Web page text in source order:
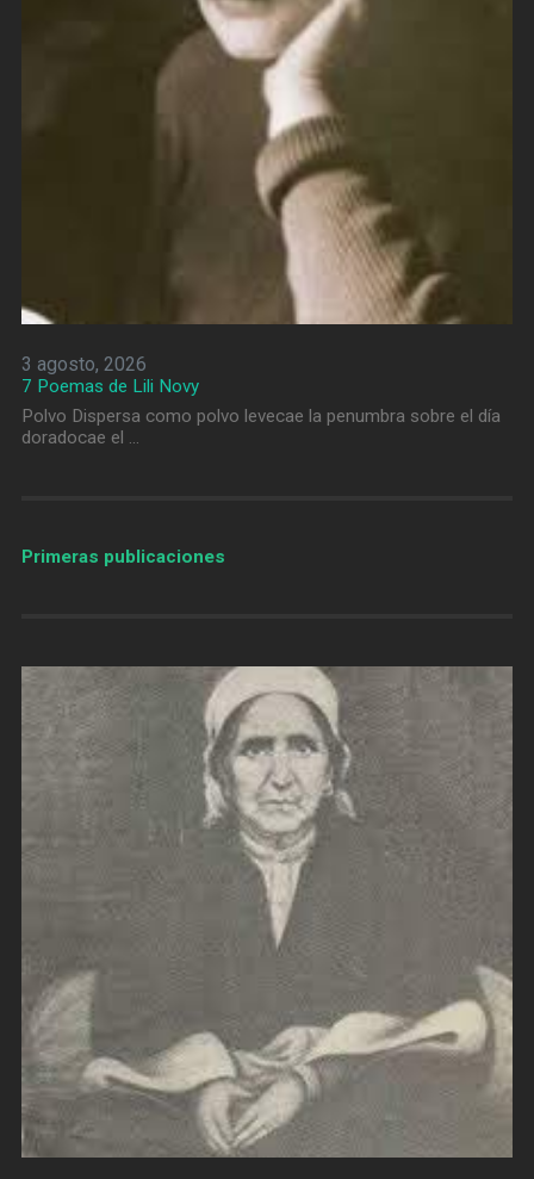
3 agosto, 2026
7 Poemas de Lili Novy
Polvo Dispersa como polvo levecae la penumbra sobre el día
doradocae el …
Primeras publicaciones